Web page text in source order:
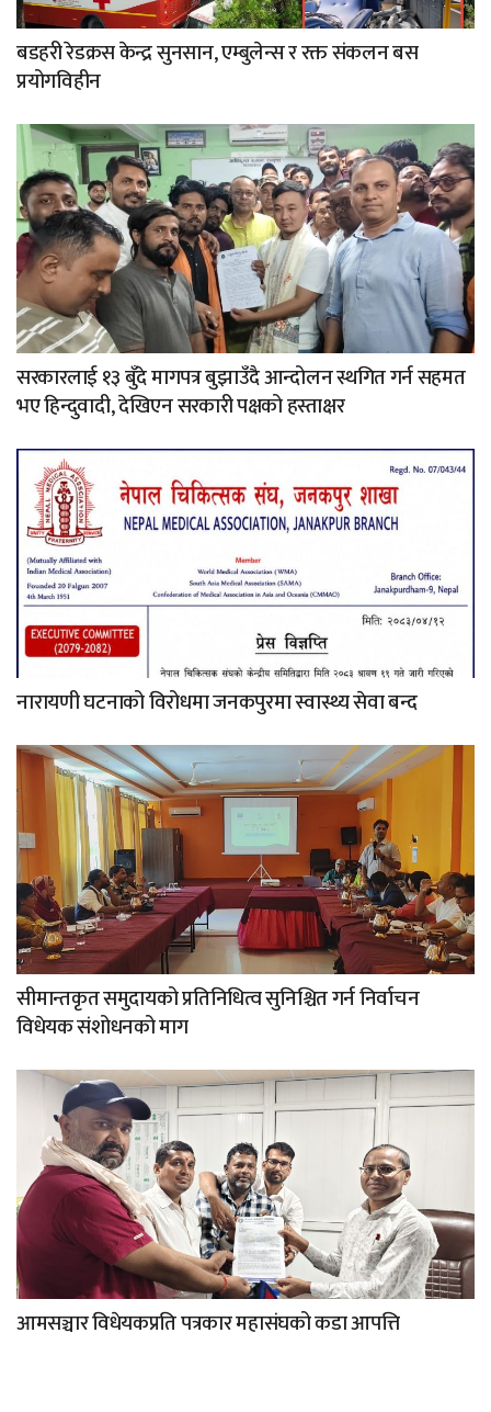
बडहरी रेडक्रस केन्द्र सुनसान, एम्बुलेन्स र रक्त संकलन बस
प्रयोगविहीन
सरकारलाई १३ बुँदे मागपत्र बुझाउँदै आन्दोलन स्थगित गर्न सहमत
भए हिन्दुवादी, देखिएन सरकारी पक्षको हस्ताक्षर
नारायणी घटनाको विरोधमा जनकपुरमा स्वास्थ्य सेवा बन्द
सीमान्तकृत समुदायको प्रतिनिधित्व सुनिश्चित गर्न निर्वाचन
विधेयक संशोधनको माग
आमसञ्चार विधेयकप्रति पत्रकार महासंघको कडा आपत्ति